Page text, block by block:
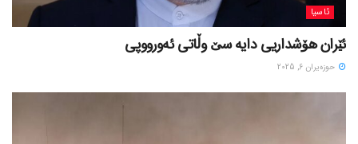
ئاسیا
ئێران هۆشداریی دایە سێ وڵاتی ئەورووپی
حوزه‌یران 6, 2025